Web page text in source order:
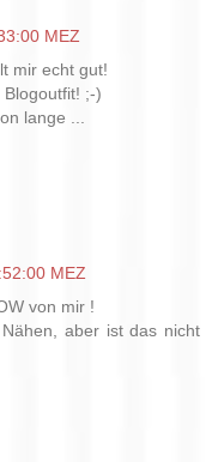
MEZ
mir echt gut!
;-)
lange ...
MEZ
von mir !
aber ist das nicht